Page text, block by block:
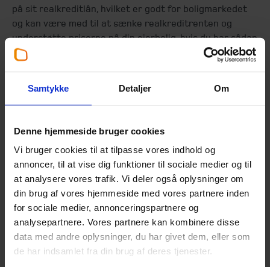
Samtykke Detaljer Om
Denne hjemmeside bruger cookies
Vi bruger cookies til at tilpasse vores indhold og
annoncer, til at vise dig funktioner til sociale medier og til
at analysere vores trafik. Vi deler også oplysninger om
din brug af vores hjemmeside med vores partnere inden
for sociale medier, annonceringspartnere og
analysepartnere. Vores partnere kan kombinere disse
data med andre oplysninger, du har givet dem, eller som
de har indsamlet fra din brug af deres tjenester.
på sit realkreditlån, hvilket er godt for boligmarkedet
og kan være med til at sænke realkreditrenten og
understøtte priserne på din ejerbolig, hvis du har sådan
en.
Men med en samlet opsparingspulje hos både private
og virksomheder på hele 2.100 mia., i runde tal, kan det
ca. 3.000 mia. via realkredit.
Vælger du at investere, bør du samtidig overveje, om
det er penge, du er langsigtet med. Er det tilfældet skal
du overveje en anden sammensætningen af din
portefølje. En kombination af obligationer og aktier vil
ofte være bedre, hvis opsparingen er langsigtet.